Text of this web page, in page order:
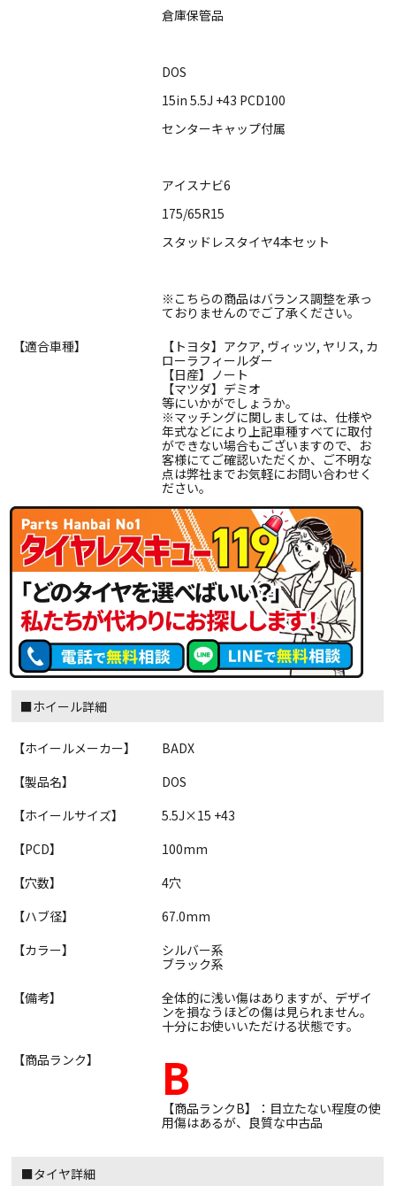
倉庫保管品
DOS
15in 5.5J +43 PCD100
センターキャップ付属
アイスナビ6
175/65R15
スタッドレスタイヤ4本セット
※こちらの商品はバランス調整を承っ
ておりませんのでご了承ください。
【適合車種】
【トヨタ】アクア, ヴィッツ, ヤリス, カ
ローラフィールダー
【日産】ノート
【マツダ】デミオ
等にいかがでしょうか。
※マッチングに関しましては、仕様や
年式などにより上記車種すべてに取付
ができない場合もございますので、お
客様にてご確認いただくか、ご不明な
点は弊社までお気軽にお問い合わせく
ださい。
■ホイール詳細
【ホイールメーカー】
BADX
【製品名】
DOS
【ホイールサイズ】
5.5J×15 +43
【PCD】
100mm
【穴数】
4穴
【ハブ径】
67.0mm
【カラー】
シルバー系
ブラック系
【備考】
全体的に浅い傷はありますが、デザイ
ンを損なうほどの傷は見られません。
十分にお使いいただける状態です。
【商品ランク】
B
【商品ランクB】：目立たない程度の使
用傷はあるが、良質な中古品
■タイヤ詳細